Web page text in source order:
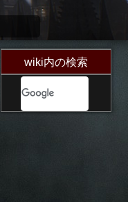
wiki内の検索